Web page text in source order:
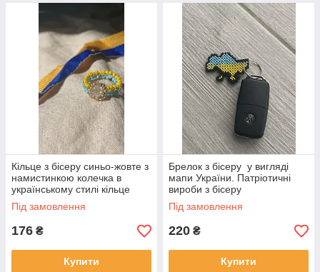
Кільце з бісеру синьо-жовте з
намистинкою колечка в
українському стилі кільце
український прапор 1
Під замовлення
176 ₴
Купити
Брелок з бісеру у вигляді
мапи України. Патріотичні
вироби з бісеру
Під замовлення
220 ₴
Купити